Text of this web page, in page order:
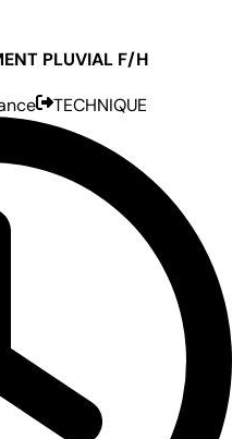
PLUVIAL F/H
TECHNIQUE